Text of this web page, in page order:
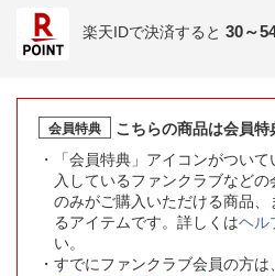
楽天IDで決済すると 30～
会員特典
こちらの商品は会員特
「会員特典」アイコンがつい
入しているファンクラブなど
のみがご購入いただける商品
るアイテムです。詳しくはヘル
い。
すでにファンクラブ会員の方は、